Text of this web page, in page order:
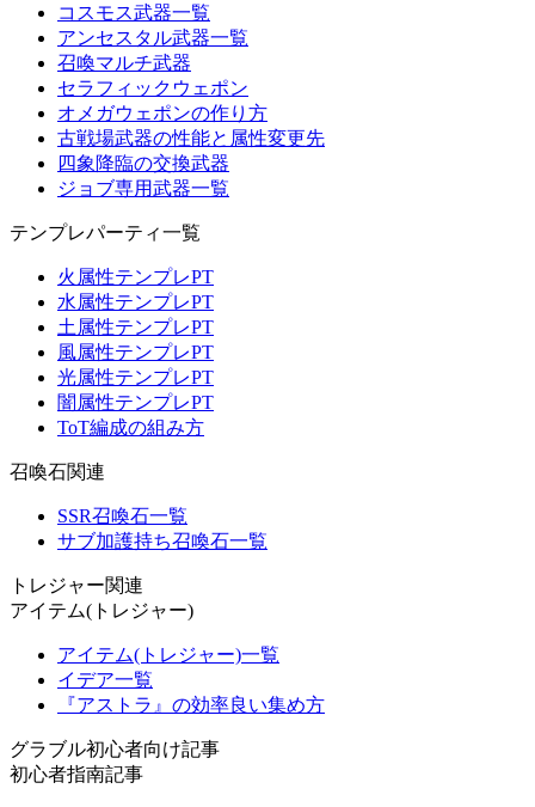
コスモス武器一覧
アンセスタル武器一覧
召喚マルチ武器
セラフィックウェポン
オメガウェポンの作り方
古戦場武器の性能と属性変更先
四象降臨の交換武器
ジョブ専用武器一覧
テンプレパーティ一覧
火属性テンプレPT
水属性テンプレPT
土属性テンプレPT
風属性テンプレPT
光属性テンプレPT
闇属性テンプレPT
ToT編成の組み方
召喚石関連
SSR召喚石一覧
サブ加護持ち召喚石一覧
トレジャー関連
アイテム(トレジャー)
アイテム(トレジャー)一覧
イデア一覧
『アストラ』の効率良い集め方
グラブル初心者向け記事
初心者指南記事